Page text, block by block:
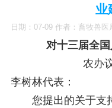
业
日期：07-09 作者：畜牧兽医
对十三届全
农办
李树林代表：
您提出的关于支持